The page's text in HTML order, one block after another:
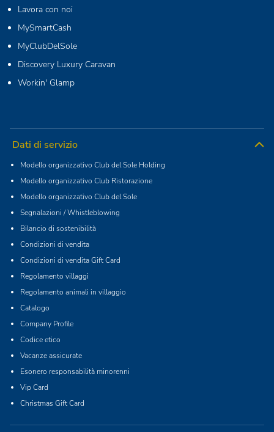
Lavora con noi
MySmartCash
MyClubDelSole
Discovery Luxury Caravan
Workin' Glamp
Dati di servizio
Modello organizzativo Club del Sole Holding
Modello organizzativo Club Ristorazione
Modello organizzativo Club del Sole
Segnalazioni / Whistleblowing
Bilancio di sostenibilità
Condizioni di vendita
Condizioni di vendita Gift Card
Regolamento villaggi
Regolamento animali in villaggio
Catalogo
Company Profile
Codice etico
Vacanze assicurate
Esonero responsabilità minorenni
Vip Card
Christmas Gift Card